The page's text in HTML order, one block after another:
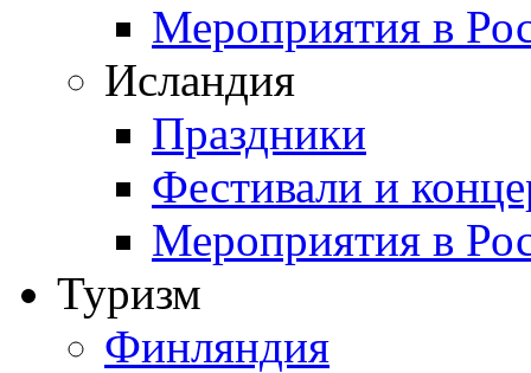
Мероприятия в
Исландия
Праздники
Фестивали и
Мероприятия в
Туризм
Финляндия